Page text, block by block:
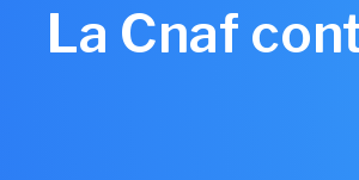
La Cnaf